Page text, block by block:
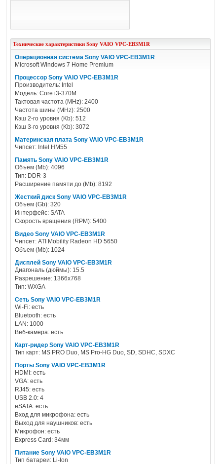
Технические характеристики Sony VAIO VPC-EB3M1R
Операционная система Sony VAIO VPC-EB3M1R
Microsoft Windows 7 Home Premium
Процессор Sony VAIO VPC-EB3M1R
Производитель: Intel
Модель: Core i3-370M
Тактовая частота (MHz): 2400
Частота шины (MHz): 2500
Кэш 2-го уровня (Kb): 512
Кэш 3-го уровня (Kb): 3072
Материнская плата Sony VAIO VPC-EB3M1R
Чипсет: Intel HM55
Память Sony VAIO VPC-EB3M1R
Объем (Mb): 4096
Тип: DDR-3
Расширение памяти до (Mb): 8192
Жесткий диск Sony VAIO VPC-EB3M1R
Объем (Gb): 320
Интерфейс: SATA
Скорость вращения (RPM): 5400
Видео Sony VAIO VPC-EB3M1R
Чипсет: ATI Mobility Radeon HD 5650
Объем (Mb): 1024
Дисплей Sony VAIO VPC-EB3M1R
Диагональ (дюймы): 15.5
Разрешение: 1366x768
Тип: WXGA
Сеть Sony VAIO VPC-EB3M1R
Wi-Fi: есть
Bluetooth: есть
LAN: 1000
Веб-камера: есть
Карт-ридер Sony VAIO VPC-EB3M1R
Тип карт: MS PRO Duo, MS Pro-HG Duo, SD, SDHC, SDXC
Порты Sony VAIO VPC-EB3M1R
HDMI: есть
VGA: есть
RJ45: есть
USB 2.0: 4
eSATA: есть
Вход для микрофона: есть
Выход для наушников: есть
Микрофон: есть
Express Card: 34мм
Питание Sony VAIO VPC-EB3M1R
Тип батареи: Li-Ion